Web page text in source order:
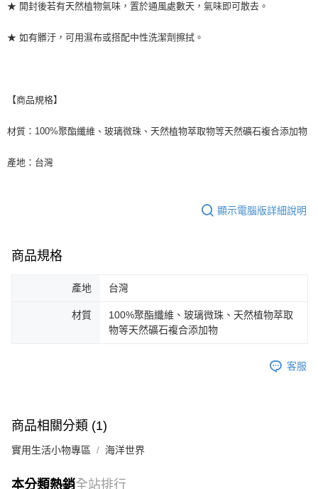
★ 開封後若有天然植物氣味，置於通風處數天，氣味即可散去。
★ 如有髒汙，可用濕布或搭配中性洗潔劑擦拭。
【商品規格】
材質：100%聚酯纖維、玻璃微珠、天然植物萃取物等天然礦石複合添加物
產地：台灣
顯示電腦版詳細說明
商品規格
產地 台灣
材質
100%聚酯纖維、玻璃微珠、天然植物萃取
物等天然礦石複合添加物
客服
商品相關分類 (1)
實用生活小物專區 海洋世界
本分類熱銷全站排行